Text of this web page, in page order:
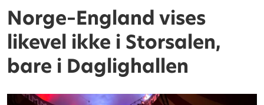
Norge–England vises
likevel ikke i Storsalen,
bare i Daglighallen